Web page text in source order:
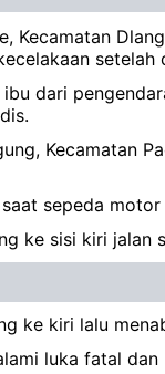
Kecamatan
dari
Kecamatan
sepeda
ke sisi kiri jalan
ke kiri lalu
luka fatal